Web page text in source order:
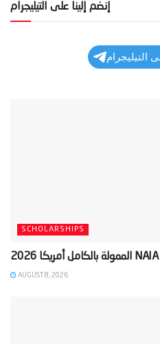
إنضم إلينا على التيليجرام
التيليجرام
SCHOLARSHIPS
AUGUST 8, 2026